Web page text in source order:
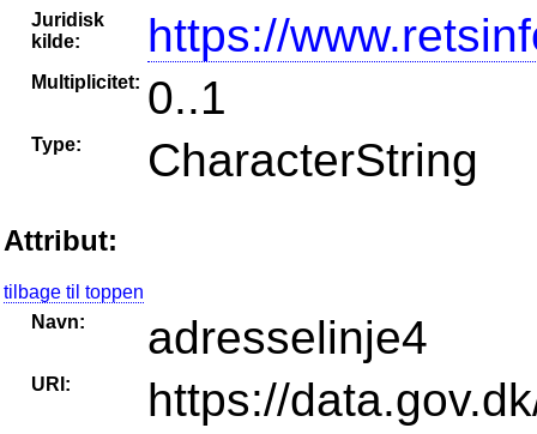
Juridisk
kilde:
https://
Multiplicitet: 0..1
Type: CharacterString
Attribut:
tilbage til toppen
Navn:
adresselinje4
URI: https://